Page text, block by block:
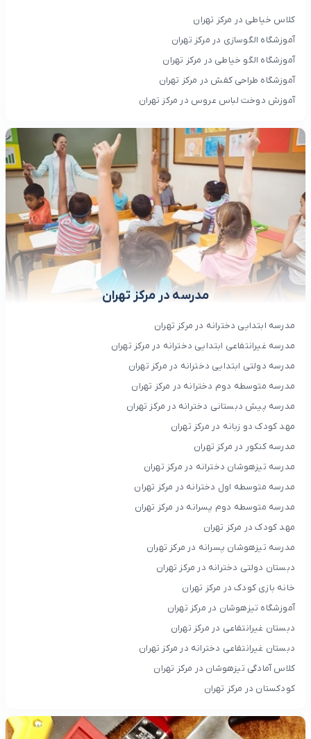
کلاس خیاطی در مرکز تهران
آموزشگاه الگوسازی در مرکز تهران
آموزشگاه الگو خیاطی در مرکز تهران
آموزشگاه طراحی کفش در مرکز تهران
آموزش دوخت لباس عروس در مرکز تهران
مدرسه در مرکز تهران
مدرسه ابتدایی دخترانه در مرکز تهران
مدرسه غیرانتفاعی ابتدایی دخترانه در مرکز تهران
مدرسه دولتی ابتدایی دخترانه در مرکز تهران
مدرسه متوسطه دوم دخترانه در مرکز تهران
مدرسه پیش دبستانی دخترانه در مرکز تهران
مهد کودک دو زبانه در مرکز تهران
مدرسه کنکور در مرکز تهران
مدرسه تیزهوشان دخترانه در مرکز تهران
مدرسه متوسطه اول دخترانه در مرکز تهران
مدرسه متوسطه دوم پسرانه در مرکز تهران
مهد کودک در مرکز تهران
مدرسه تیزهوشان پسرانه در مرکز تهران
دبستان دولتی دخترانه در مرکز تهران
خانه بازی کودک در مرکز تهران
آموزشگاه تیزهوشان در مرکز تهران
دبستان غیرانتفاعی در مرکز تهران
دبستان غیرانتفاعی دخترانه در مرکز تهران
کلاس آمادگی تیزهوشان در مرکز تهران
کودکستان در مرکز تهران